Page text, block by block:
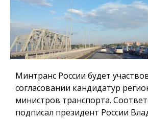
Минтранс России будет
согласовании кандидатур
министров транспорта.
подписал президент России